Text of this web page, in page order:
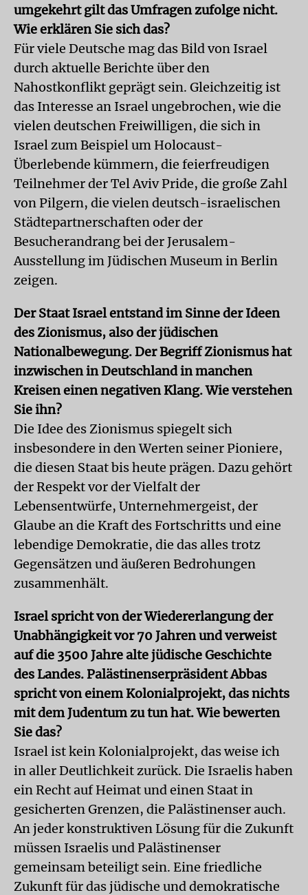
umgekehrt gilt das Umfragen zufolge nicht.
Wie erklären Sie sich das?
Für viele Deutsche mag das Bild von Israel
durch aktuelle Berichte über den
Nahostkonflikt geprägt sein. Gleichzeitig ist
das Interesse an Israel ungebrochen, wie die
vielen deutschen Freiwilligen, die sich in
Israel zum Beispiel um Holocaust-
Überlebende kümmern, die feierfreudigen
Teilnehmer der Tel Aviv Pride, die große Zahl
von Pilgern, die vielen deutsch-israelischen
Städtepartnerschaften oder der
Besucherandrang bei der Jerusalem-
Ausstellung im Jüdischen Museum in Berlin
zeigen.
Der Staat Israel entstand im Sinne der Ideen
des Zionismus, also der jüdischen
Nationalbewegung. Der Begriff Zionismus hat
inzwischen in Deutschland in manchen
Kreisen einen negativen Klang. Wie verstehen
Sie ihn?
Die Idee des Zionismus spiegelt sich
insbesondere in den Werten seiner Pioniere,
die diesen Staat bis heute prägen. Dazu gehört
der Respekt vor der Vielfalt der
Lebensentwürfe, Unternehmergeist, der
Glaube an die Kraft des Fortschritts und eine
lebendige Demokratie, die das alles trotz
Gegensätzen und äußeren Bedrohungen
zusammenhält.
Israel spricht von der Wiedererlangung der
Unabhängigkeit vor 70 Jahren und verweist
auf die 3500 Jahre alte jüdische Geschichte
des Landes. Palästinenserpräsident Abbas
spricht von einem Kolonialprojekt, das nichts
mit dem Judentum zu tun hat. Wie bewerten
Sie das?
Israel ist kein Kolonialprojekt, das weise ich
in aller Deutlichkeit zurück. Die Israelis haben
ein Recht auf Heimat und einen Staat in
gesicherten Grenzen, die Palästinenser auch.
An jeder konstruktiven Lösung für die Zukunft
müssen Israelis und Palästinenser
gemeinsam beteiligt sein. Eine friedliche
Zukunft für das jüdische und demokratische